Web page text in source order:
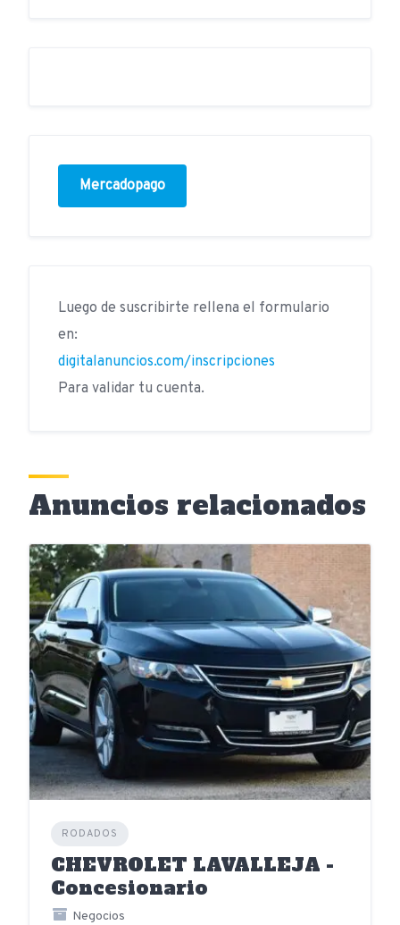
Mercadopago
Luego de suscribirte rellena el formulario
en:
digitalanuncios.com/inscripciones
Para validar tu cuenta.
Anuncios relacionados
RODADOS
CHEVROLET LAVALLEJA -
Concesionario
Negocios